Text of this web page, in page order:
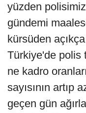
yüzden
gündemi
kürsüden
Türkiye'de polis
ne kadro
sayısının artıp
geçen gün